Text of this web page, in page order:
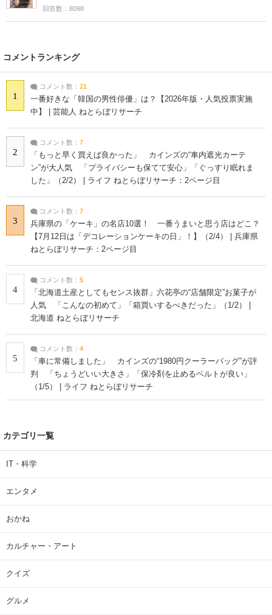
回答数：8098
コメントランキング
1
コメント数： 21
一番好きな「韓国の男性俳優」は？【2026年版・人気投票実施
中】 | 芸能人 ねとらぼリサーチ
2
コメント数： 7
「もっと早く買えば良かった」 カインズの“車内遮光カーテ
ン”が大人気 「プライバシーも保てて安心」「ぐっすり眠れま
した」（2/2） | ライフ ねとらぼリサーチ：2ページ目
3
コメント数： 7
兵庫県の「ケーキ」の名店10選！ 一番うまいと思う店はどこ？
【7月12日は「デコレーションケーキの日」！】（2/4） | 兵庫県
ねとらぼリサーチ：2ページ目
4
コメント数： 5
「北海道土産としてもセンス抜群」六花亭の“店舗限定”お菓子が
人気 「こんなの初めて」「箱買いするべきだった」（1/2） |
北海道 ねとらぼリサーチ
5
コメント数： 4
「車に常備しました」 カインズの“1980円クーラーバッグ”が評
判 「ちょうどいい大きさ」「保冷剤を止めるベルトが良い」
（1/5） | ライフ ねとらぼリサーチ
カテゴリ一覧
IT・科学
エンタメ
おかね
カルチャー・アート
クイズ
グルメ